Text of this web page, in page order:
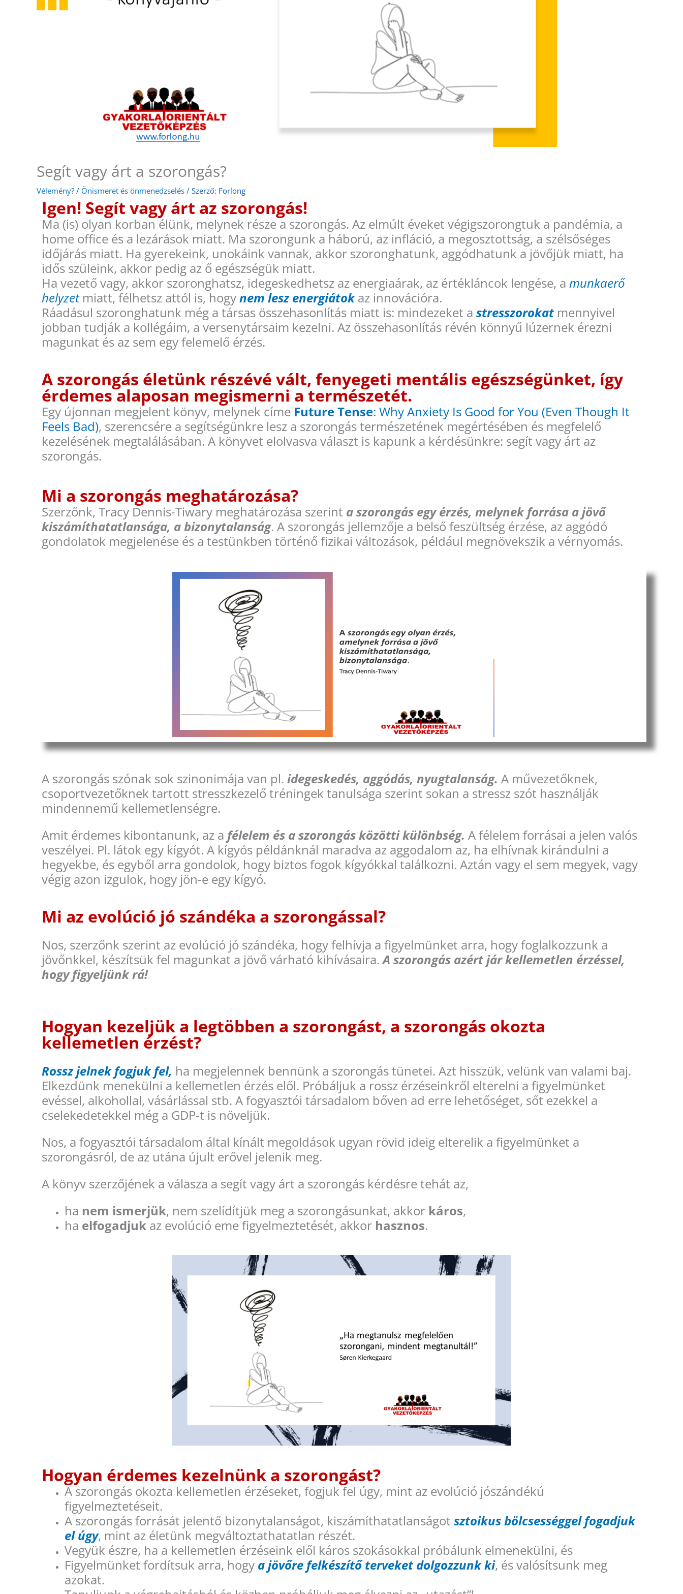
Segít vagy árt a szorongás?
Vélemény? / Önismeret és önmenedzselés / Szerző: Forlong
Igen! Segít vagy árt az szorongás!
Ma (is) olyan korban élünk, melynek része a szorongás. Az elmúlt éveket végigszorongtuk a pandémia, a
home office és a lezárások miatt. Ma szorongunk a háború, az infláció, a megosztottság, a szélsőséges
időjárás miatt. Ha gyerekeink, unokáink vannak, akkor szoronghatunk, aggódhatunk a jövőjük miatt, ha
idős szüleink, akkor pedig az ő egészségük miatt.
Ha vezető vagy, akkor szoronghatsz, idegeskedhetsz az energiaárak, az értékláncok lengése, a munkaerő
helyzetmiatt, félhetsz attól is, hogynem lesz energiátokaz innovációra.
Ráadásul szoronghatunk még a társas összehasonlítás miatt is: mindezeket a stresszorokatmennyivel
jobban tudják a kollégáim, a versenytársaim kezelni. Az összehasonlítás révén könnyű lúzernek érezni
magunkat és az sem egy felemelő érzés.
A szorongás életünk részévé vált, fenyegeti mentális egészségünket, így
érdemes alaposan megismerni a természetét.
Egy újonnan megjelent könyv, melynek címe Future Tense: Why Anxiety Is Good for You (Even Though It
Feels Bad), szerencsére a segítségünkre lesz a szorongás természetének megértésében és megfelelő
kezelésének megtalálásában. A könyvet elolvasva választ is kapunk a kérdésünkre: segít vagy árt az
szorongás.
Mi a szorongás meghatározása?
Szerzőnk, Tracy Dennis-Tiwary meghatározása szerint a szorongás egy érzés, melynek forrása a jövő
kiszámíthatatlansága, a bizonytalanság. A szorongás jellemzője a belső feszültség érzése, az aggódó
gondolatok megjelenése és a testünkben történő fizikai változások, például megnövekszik a vérnyomás.
A szorongás szónak sok szinonimája van pl. idegeskedés, aggódás, nyugtalanság. A művezetőknek,
csoportvezetőknek tartott stresszkezelő tréningek tanulsága szerint sokan a stressz szót használják
mindennemű kellemetlenségre.
Amit érdemes kibontanunk, az a félelem és a szorongás közötti különbség. A félelem forrásai a jelen valós
veszélyei. Pl. látok egy kígyót. A kígyós példánknál maradva az aggodalom az, ha elhívnak kirándulni a
hegyekbe, és egyből arra gondolok, hogy biztos fogok kígyókkal találkozni. Aztán vagy el sem megyek, vagy
végig azon izgulok, hogy jön-e egy kígyó.
Mi az evolúció jó szándéka a szorongással?
Nos, szerzőnk szerint az evolúció jó szándéka, hogy felhívja a figyelmünket arra, hogy foglalkozzunk a
jövőnkkel, készítsük fel magunkat a jövő várható kihívásaira.A szorongás azért jár kellemetlen érzéssel,
hogy figyeljünk rá!
Hogyan kezeljük a legtöbben a szorongást, a szorongás okozta
kellemetlen érzést?
Rossz jelnek fogjuk fel, ha megjelennek bennünk a szorongás tünetei. Azt hisszük, velünk van valami baj.
Elkezdünk menekülni a kellemetlen érzés elől. Próbáljuk a rossz érzéseinkről elterelni a figyelmünket
evéssel, alkohollal, vásárlással stb. A fogyasztói társadalom bőven ad erre lehetőséget, sőt ezekkel a
cselekedetekkel még a GDP-t is növeljük.
Nos, a fogyasztói társadalom által kínált megoldások ugyan rövid ideig elterelik a figyelmünket a
szorongásról, de az utána újult erővel jelenik meg.
A könyv szerzőjének a válasza a segít vagy árt a szorongás kérdésre tehát az,
ha nem ismerjük, nem szelídítjük meg a szorongásunkat, akkor káros,
ha elfogadjuk az evolúció eme figyelmeztetését, akkor hasznos.
Hogyan érdemes kezelnünk a szorongást?
A szorongás okozta kellemetlen érzéseket, fogjuk fel úgy, mint az evolúció jószándékú
figyelmeztetéseit.
A szorongás forrását jelentő bizonytalanságot, kiszámíthatatlanságot sztoikus bölcsességgel fogadjuk
el úgy, mint az életünk megváltoztathatatlan részét.
Vegyük észre, ha a kellemetlen érzéseink elől káros szokásokkal próbálunk elmenekülni, és
Figyelmünket fordítsuk arra, hogy a jövőre felkészítő terveket dolgozzunk ki, és valósítsunk meg
azokat.